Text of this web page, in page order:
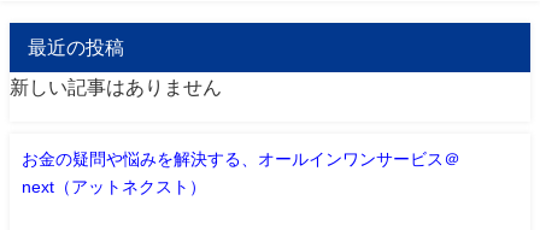
最近の投稿
新しい記事はありません
お金の疑問や悩みを解決する、オールインワンサービス＠
next（アットネクスト）